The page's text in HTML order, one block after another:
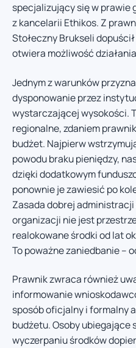
specjalizujący się w prawie
z kancelarii Ethikos. Z
Stołeczny Brukseli
otwiera możliwość
Jednym z warunków
dysponowanie przez
wystarczającej wysokości.
regionalne, zdaniem
budżet. Najpierw
powodu braku pieniędzy,
dzięki dodatkowym
ponownie je zawiesić po
Zasada dobrej
organizacji nie jest
realokowane środki od lat
To poważne zaniedbanie –
Prawnik zwraca również
informowanie
sposób oficjalny i formalny
budżetu. Osoby ubiegające
wyczerpaniu środków